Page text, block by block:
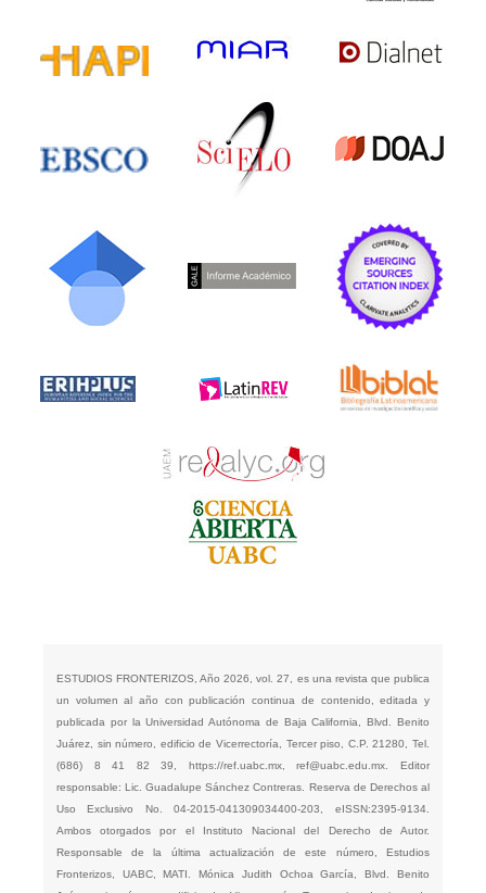
ESTUDIOS FRONTERIZOS, Año 2026, vol. 27, es una revista que publica
un volumen al año con publicación continua de contenido, editada y
publicada por la Universidad Autónoma de Baja California, Blvd. Benito
Juárez, sin número, edificio de Vicerrectoría, Tercer piso, C.P. 21280, Tel.
(686) 8 41 82 39, https://ref.uabc.mx,ref@uabc.edu.mx . Editor
responsable: Lic. Guadalupe Sánchez Contreras. Reserva de Derechos al
Uso Exclusivo No. 04-2015-041309034400-203, eISSN:2395-9134.
Ambos otorgados por el Instituto Nacional del Derecho de Autor.
Responsable de la última actualización de este número, Estudios
Fronterizos, UABC, MATI. Mónica Judith Ochoa García, Blvd. Benito